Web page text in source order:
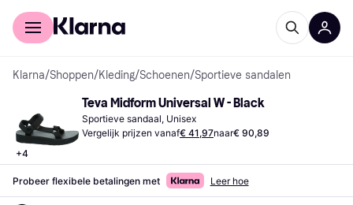
Voor shoppers
Klarna/Shoppen/Kleding/Schoenen/Sportieve sandalen
+4
Teva Midform Universal W - Black
Sportieve sandaal, Unisex
Vergelijk prijzen vanaf€ 41,97naar€ 90,89
Probeer flexibele betalingen met Leer hoe